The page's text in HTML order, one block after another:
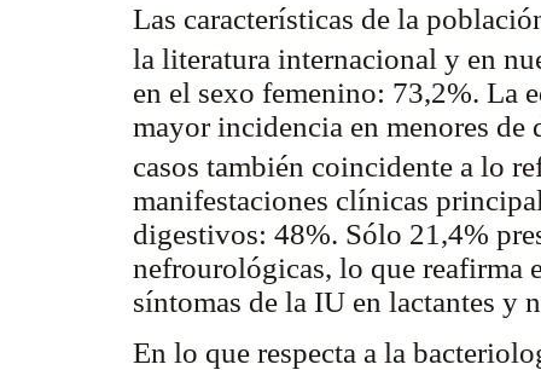
Las características de la
la literatura internacional y en
en el sexo femenino: 73,2%. La
mayor incidencia en menores de
casos también coincidente a lo
manifestaciones clínicas
digestivos: 48%. Sólo 21,4%
nefrourológicas, lo que reafirma
síntomas de la IU en lactantes y
En lo que respecta a la